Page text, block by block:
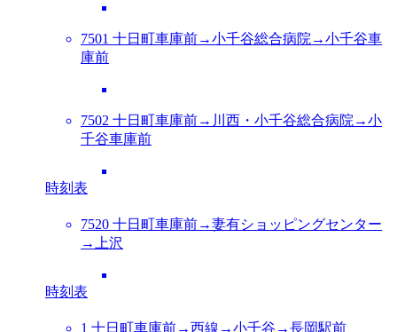
7501 十日町車庫前→小千谷総合病院→小千谷車
庫前
7502 十日町車庫前→川西・小千谷総合病院→小
千谷車庫前
時刻表
7520 十日町車庫前→妻有ショッピングセンター
→上沢
時刻表
1 十日町車庫前→西線→小千谷→長岡駅前